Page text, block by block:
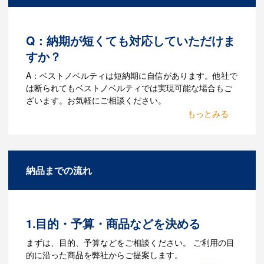
Q：納期が短くても対応していただけま
すか？
A：ベストノベルティは短納期に自信があります。他社で
は断られてもベストノベルティでは実現可能な場合もご
ざいます。お気軽にご相談ください。
があります。Adobe illustratorのaiファイ
Q：ウェブサイトに掲載され
ていないオリジナルのノベル
納品までの流れ
1.目的・予算・商品などを決める
まずは、目的、予算などをご相談ください。 ご利用の目
的に沿った商品を弊社からご提案します。